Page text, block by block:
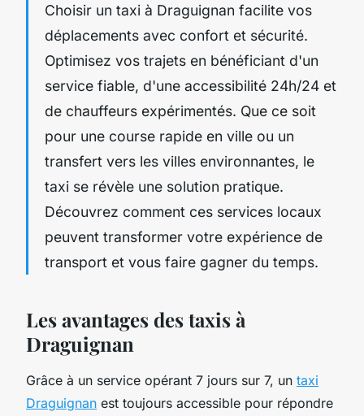
Choisir un taxi à Draguignan facilite vos
déplacements avec confort et sécurité.
Optimisez vos trajets en bénéficiant d'un
service fiable, d'une accessibilité 24h/24 et
de chauffeurs expérimentés. Que ce soit
pour une course rapide en ville ou un
transfert vers les villes environnantes, le
taxi se révèle une solution pratique.
Découvrez comment ces services locaux
peuvent transformer votre expérience de
transport et vous faire gagner du temps.
Les avantages des taxis à
Draguignan
Grâce à un service opérant 7 jours sur 7, un taxi
Draguignan est toujours accessible pour répondre